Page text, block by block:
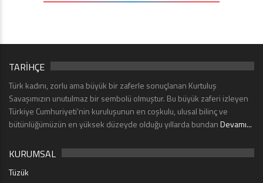
TARİHÇE
Türk kadını, zorlu ama büyük bir zaferle sonuçlanan Kurtuluş
Savaşımızın unutulmaz bir sembolü olmuştur. Bu büyük zaferi izleyen
Türkiye Cumhuriyeti’nin kuruluşunun en coşkulu, ulusal bilinç ve
bütünlüğümüzün en yüksek düzeyde olduğu yıllarda bundanDevamı...
KURUMSAL
Tüzük